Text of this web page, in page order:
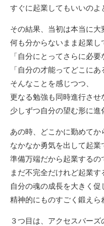
すぐに起業してもいいのよ
その結果、当初は本当に大
何も分からないまま起業
「自分にとってさらに必要
「自分の才能ってどこにあ
そんなことを感じつつ、
更なる勉強も同時進行させ
少しずつ自分の望む形に進
あの時、どこかに勤めてか
なかなか勇気を出して起業
準備万端だから起業するの
まだ不完全だけれど起業
自分の魂の成長を大きく促
精神的にものすごく鍛えら
３つ目は、アクセスバーズ